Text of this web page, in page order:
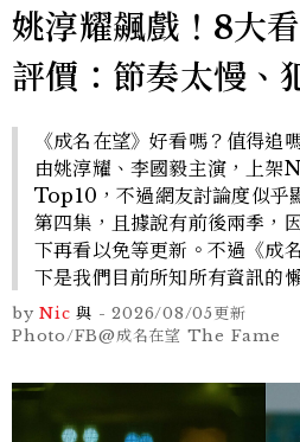
姚淳耀飆戲！8大
評價：節奏太慢、
《成名在望》好看嗎？值得追
由姚淳耀、李國毅主演，上
Top10，不過網友討論度似乎
第四集，且據說有前後兩季，
下再看以免等更新。不過《成
下是我們目前所知所有資訊的
by Nic 與 -2026/08/05更新
Photo/FB@成名在望 The Fame